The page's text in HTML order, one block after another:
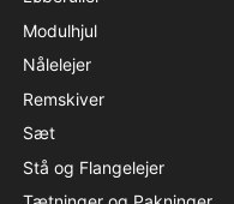
Modulhjul
Nålelejer
Remskiver
Sæt
Stå og Flangelejer